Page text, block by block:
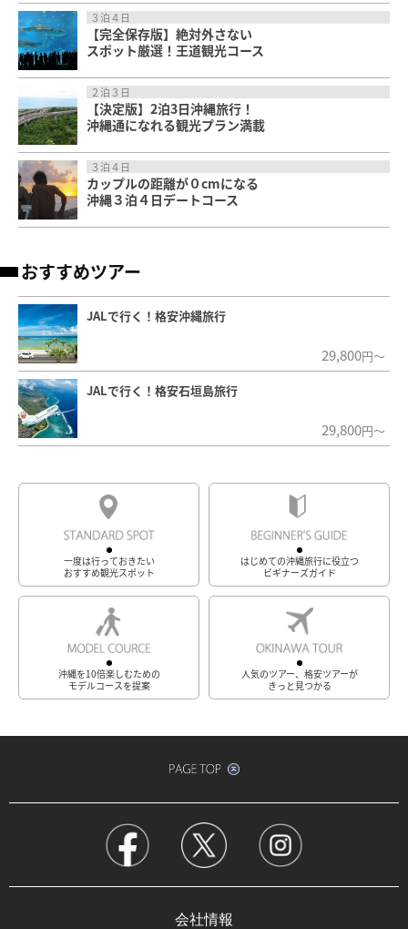
３泊４日
【完全保存版】絶対外さない
スポット厳選！王道観光コース
２泊３日
【決定版】2泊3日沖縄旅行！
沖縄通になれる観光プラン満載
３泊４日
カップルの距離が０cmになる
沖縄３泊４日デートコース
おすすめツアー
JALで行く！格安沖縄旅行
29,800円～
JALで行く！格安石垣島旅行
29,800円～
一度は行っておきたい
おすすめ観光スポット
はじめての沖縄旅行に役立つ
ビギナーズガイド
沖縄を10倍楽しむための
モデルコースを提案
人気のツアー、格安ツアーが
きっと見つかる
会社情報